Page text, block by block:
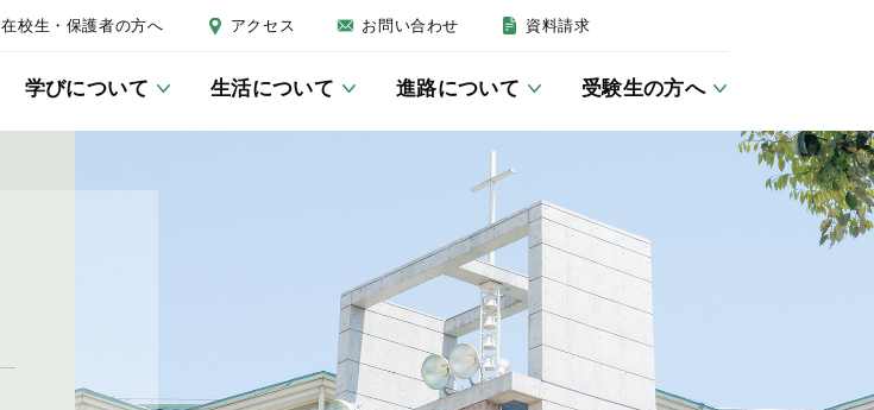
在校生・保護者の方へ アクセス お問い合わせ 資料請求
建学の精神・沿革
教育の三本柱 いじめ防止基本方針
学びについて
英語教育について
総合的な学習・探究の時間につ
JSG講座／学習室
生活について
女子聖学院の一日
年間行事 キリスト教活動
進路について
卒業後の進路
卒業生紹介
受験生の方へ
募集要項
入試結果 帰国生の方へ